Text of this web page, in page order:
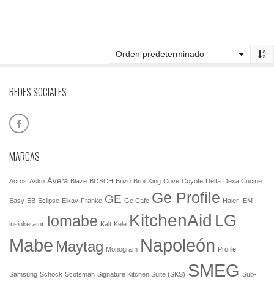
REDES SOCIALES
MARCAS
Acros Asko Avera Blaze BOSCH Brizo Broil King Cove Coyote Delta Dexa Cucine
Easy EB Eclipse Elkay Franke GE Ge Cafe Ge Profile Haier IEM
insinkerator Iomabe Kalt Kele KitchenAid LG
Mabe Maytag Monogram Napoleón Profile
Samsung Schock Scotsman Signature Kitchen Suite (SKS) SMEG Sub-